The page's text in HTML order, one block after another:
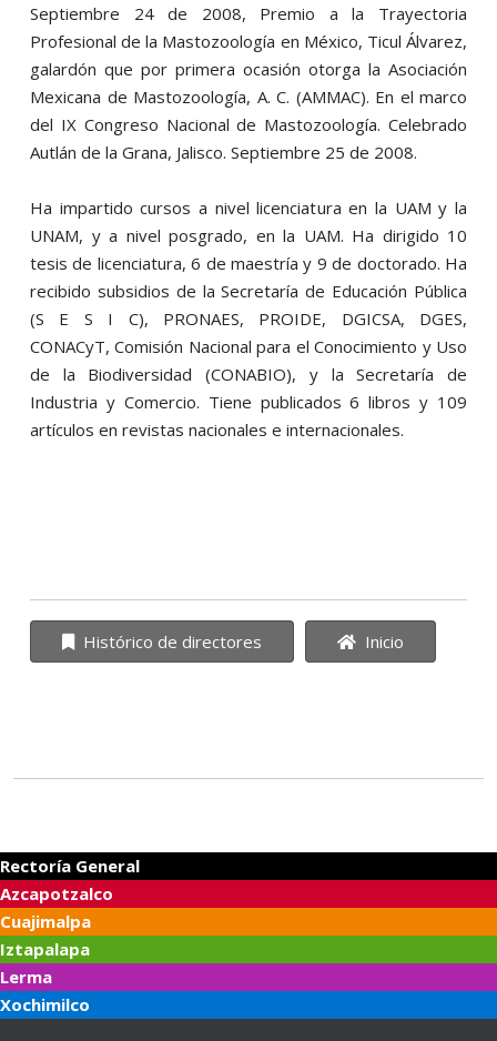
Septiembre 24 de 2008, Premio a la Trayectoria
Profesional de la Mastozoología en México, Ticul Álvarez,
galardón que por primera ocasión otorga la Asociación
Mexicana de Mastozoología, A. C. (AMMAC). En el marco
del IX Congreso Nacional de Mastozoología. Celebrado
Autlán de la Grana, Jalisco. Septiembre 25 de 2008.
Ha impartido cursos a nivel licenciatura en la UAM y la
UNAM, y a nivel posgrado, en la UAM. Ha dirigido 10
tesis de licenciatura, 6 de maestría y 9 de doctorado. Ha
recibido subsidios de la Secretaría de Educación Pública
(S E S I C), PRONAES, PROIDE, DGICSA, DGES,
CONACyT, Comisión Nacional para el Conocimiento y Uso
de la Biodiversidad (CONABIO), y la Secretaría de
Industria y Comercio. Tiene publicados 6 libros y 109
artículos en revistas nacionales e internacionales.
Histórico de directores Inicio
Rectoría General
Azcapotzalco
Cuajimalpa
Iztapalapa
Lerma
Xochimilco